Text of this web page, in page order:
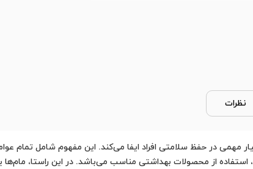
نظرات
مهمی در حفظ سلامتی افراد ایفا می‌کند. این مفهوم شامل تمام
استفاده از محصولات بهداشتی مناسب می‌باشد. در این راستا،